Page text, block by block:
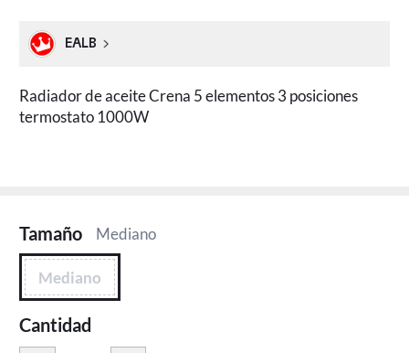
EALB
Radiador de aceite Crena 5 elementos 3 posiciones
termostato 1000W
Tamaño Mediano
Mediano
Cantidad